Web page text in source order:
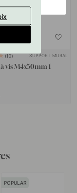
10 SUPPORT MURAL
vis M4x50mm 1
POPULAR